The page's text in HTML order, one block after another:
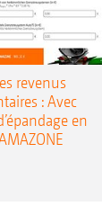
revenus
: Avec
en